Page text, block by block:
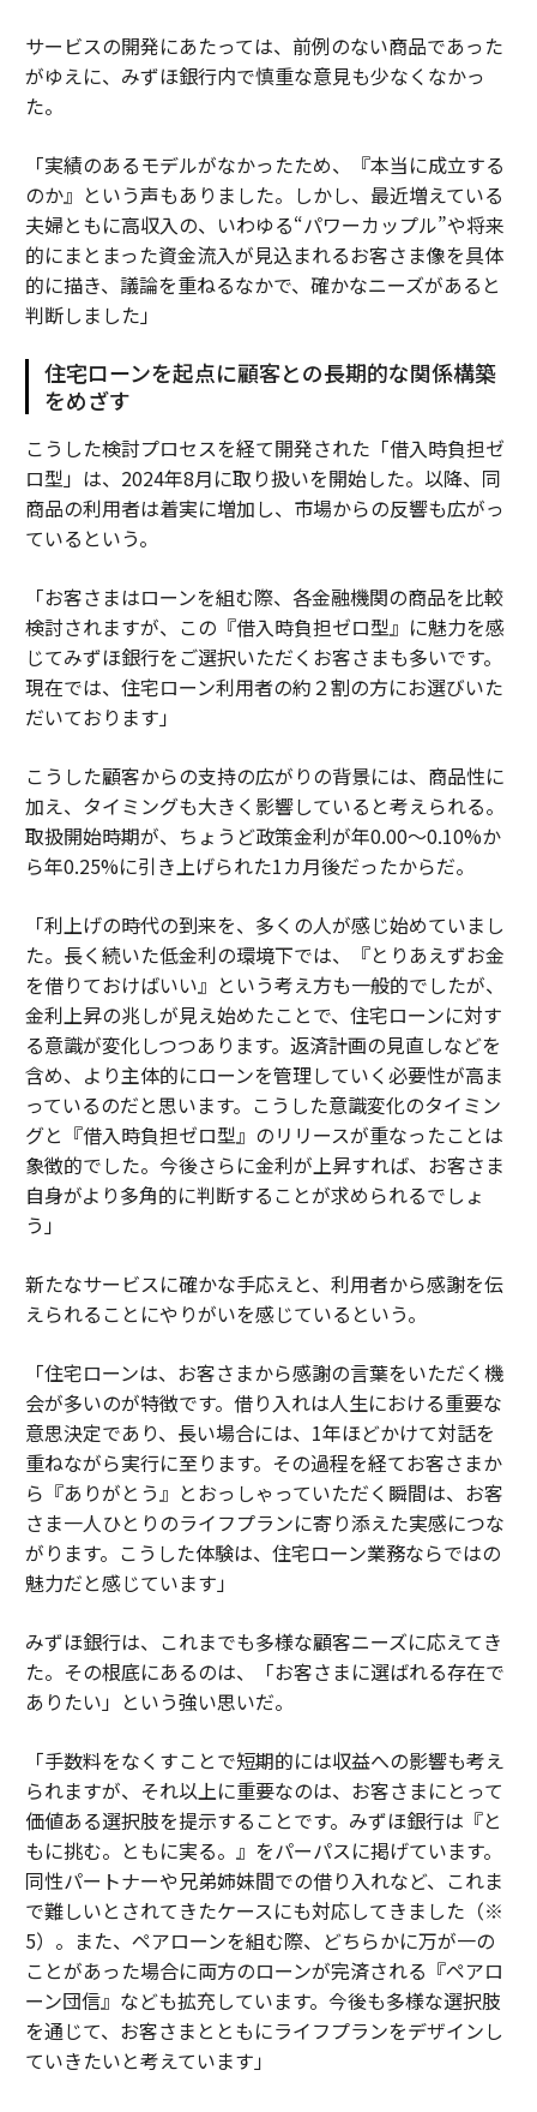
サービスの開発にあたっては、前例のない商品であった
がゆえに、みずほ銀行内で慎重な意見も少なくなかっ
た。
「実績のあるモデルがなかったため、『本当に成立する
のか』という声もありました。しかし、最近増えている
夫婦ともに高収入の、いわゆる“パワーカップル”や将来
的にまとまった資金流入が見込まれるお客さま像を具体
的に描き、議論を重ねるなかで、確かなニーズがあると
判断しました」
住宅ローンを起点に顧客との長期的な関係構築
をめざす
こうした検討プロセスを経て開発された「借入時負担ゼ
ロ型」は、2024年8月に取り扱いを開始した。以降、同
商品の利用者は着実に増加し、市場からの反響も広がっ
ているという。
「お客さまはローンを組む際、各金融機関の商品を比較
検討されますが、この『借入時負担ゼロ型』に魅力を感
じてみずほ銀行をご選択いただくお客さまも多いです。
現在では、住宅ローン利用者の約２割の方にお選びいた
だいております」
こうした顧客からの支持の広がりの背景には、商品性に
加え、タイミングも大きく影響していると考えられる。
取扱開始時期が、ちょうど政策金利が年0.00〜0.10%か
ら年0.25%に引き上げられた1カ月後だったからだ。
「利上げの時代の到来を、多くの人が感じ始めていまし
た。長く続いた低金利の環境下では、『とりあえずお金
を借りておけばいい』という考え方も一般的でしたが、
金利上昇の兆しが見え始めたことで、住宅ローンに対す
る意識が変化しつつあります。返済計画の見直しなどを
含め、より主体的にローンを管理していく必要性が高ま
っているのだと思います。こうした意識変化のタイミン
グと『借入時負担ゼロ型』のリリースが重なったことは
象徴的でした。今後さらに金利が上昇すれば、お客さま
自身がより多角的に判断することが求められるでしょ
う」
新たなサービスに確かな手応えと、利用者から感謝を伝
えられることにやりがいを感じているという。
「住宅ローンは、お客さまから感謝の言葉をいただく機
会が多いのが特徴です。借り入れは人生における重要な
意思決定であり、長い場合には、1年ほどかけて対話を
重ねながら実行に至ります。その過程を経てお客さまか
ら『ありがとう』とおっしゃっていただく瞬間は、お客
さま一人ひとりのライフプランに寄り添えた実感につな
がります。こうした体験は、住宅ローン業務ならではの
魅力だと感じています」
みずほ銀行は、これまでも多様な顧客ニーズに応えてき
た。その根底にあるのは、「お客さまに選ばれる存在で
ありたい」という強い思いだ。
「手数料をなくすことで短期的には収益への影響も考え
られますが、それ以上に重要なのは、お客さまにとって
価値ある選択肢を提示することです。みずほ銀行は『と
もに挑む。ともに実る。』をパーパスに掲げています。
同性パートナーや兄弟姉妹間での借り入れなど、これま
で難しいとされてきたケースにも対応してきました（※
5）。また、ペアローンを組む際、どちらかに万が一の
ことがあった場合に両方のローンが完済される『ペアロ
ーン団信』なども拡充しています。今後も多様な選択肢
を通じて、お客さまとともにライフプランをデザインし
ていきたいと考えています」